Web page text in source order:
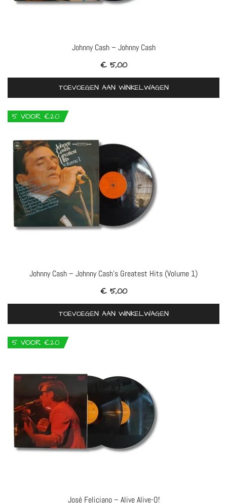
Johnny Cash – Johnny Cash
€5,00
TOEVOEGEN AAN WINKELWAGEN
5 VOOR €20
Johnny Cash – Johnny Cash’s Greatest Hits (Volume 1)
€5,00
TOEVOEGEN AAN WINKELWAGEN
5 VOOR €20
José Feliciano – Alive Alive-O!